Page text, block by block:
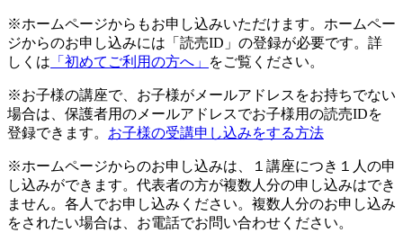
※ホームページからもお申し込みいただけます。ホームペー
ジからのお申し込みには「読売ID」の登録が必要です。詳
しくは 「初めてご利用の方へ」 をご覧ください。
※お子様の講座で、お子様がメールアドレスをお持ちでない
場合は、保護者用のメールアドレスでお子様用の読売IDを
登録できます。 お子様の受講申し込みをする方法
※ホームページからのお申し込みは、１講座につき１人の申
し込みができます。代表者の方が複数人分の申し込みはでき
ません。各人でお申し込みください。複数人分のお申し込み
をされたい場合は、お電話でお問い合わせください。